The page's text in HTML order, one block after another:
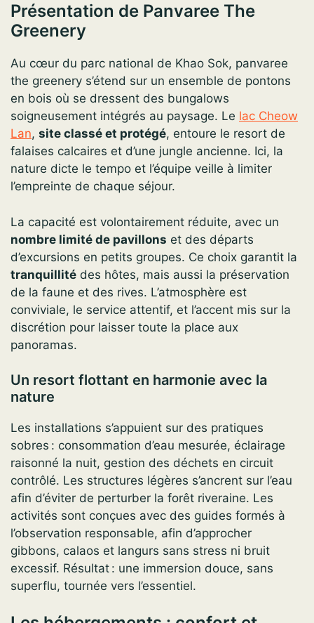
Présentation de Panvaree The
Greenery
Au cœur du parc national de Khao Sok, panvaree
the greenery s’étend sur un ensemble de pontons
en bois où se dressent des bungalows
soigneusement intégrés au paysage. Le lac Cheow
Lan, site classé et protégé, entoure le resort de
falaises calcaires et d’une jungle ancienne. Ici, la
nature dicte le tempo et l’équipe veille à limiter
l’empreinte de chaque séjour.
La capacité est volontairement réduite, avec un
nombre limité de pavillons et des départs
d’excursions en petits groupes. Ce choix garantit la
tranquillité des hôtes, mais aussi la préservation
de la faune et des rives. L’atmosphère est
conviviale, le service attentif, et l’accent mis sur la
discrétion pour laisser toute la place aux
panoramas.
Un resort flottant en harmonie avec la
nature
Les installations s’appuient sur des pratiques
sobres : consommation d’eau mesurée, éclairage
raisonné la nuit, gestion des déchets en circuit
contrôlé. Les structures légères s’ancrent sur l’eau
afin d’éviter de perturber la forêt riveraine. Les
activités sont conçues avec des guides formés à
l’observation responsable, afin d’approcher
gibbons, calaos et langurs sans stress ni bruit
excessif. Résultat : une immersion douce, sans
superflu, tournée vers l’essentiel.